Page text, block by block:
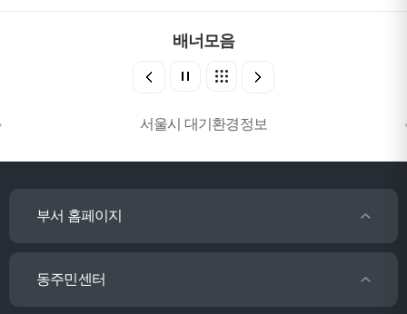
배너모음
서울시 대기환경정보
부서 홈페이지
동주민센터